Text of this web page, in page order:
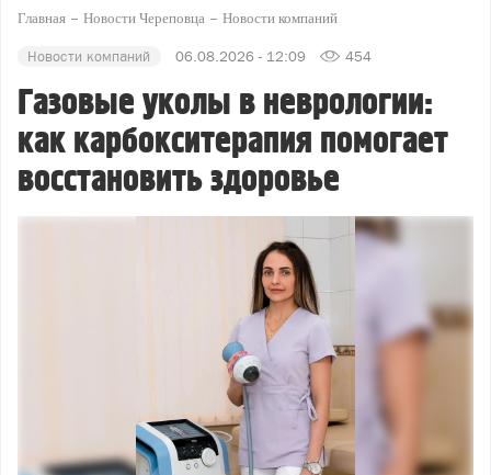
Главная Новости Череповца Новости компаний
Новости компаний 06.08.2026 - 12:09 454
Газовые уколы в неврологии:
как карбокситерапия помогает
восстановить здоровье